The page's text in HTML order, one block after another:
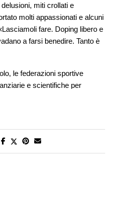
miti crollati e
molti appassionati e alcuni
fare. Doping libero e
a farsi benedire. Tanto è
le federazioni sportive
e scientifiche per
ultimi quindici anni, il
si doveva soprattutto alle